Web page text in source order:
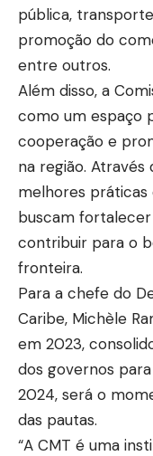
pública,
promoção do
entre outros.
Além disso, a
como um espaço
cooperação e
na região.
melhores práticas
buscam
contribuir para o
fronteira.
Para a chefe do
Caribe, Michèle
em 2023,
dos governos
2024, será o
das pautas.
“A CMT é uma